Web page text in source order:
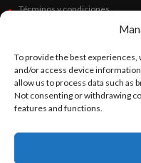
To provide the best
and/or access device
allow us to process data such as
Not consenting or withdrawing
features and functions.
Términos y condiciones
Code of Ethics